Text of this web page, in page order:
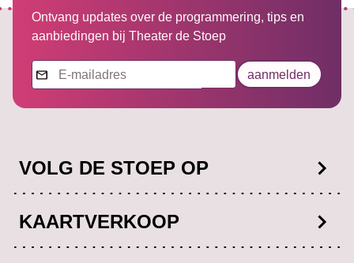
Ontvang updates over de programmering, tips en
aanbiedingen bij Theater de Stoep
Nieuwsbrief aanmelden
VOLG DE STOEP OP
KAARTVERKOOP